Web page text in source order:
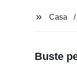
Casa
Buste